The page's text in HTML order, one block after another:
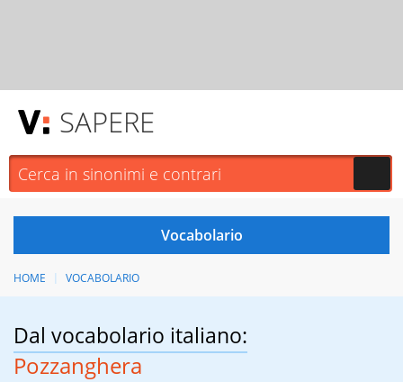
SAPERE
HOME VOCABOLARIO
Dal vocabolario italiano:
Pozzanghera